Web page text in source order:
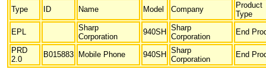
Type ID Name Model Company
Product
Type
EPL
Sharp
Corporation
940SH Sharp
Corporation
End
PRD
2.0
B015883 Mobile Phone 940SH Sharp
Corporation
End